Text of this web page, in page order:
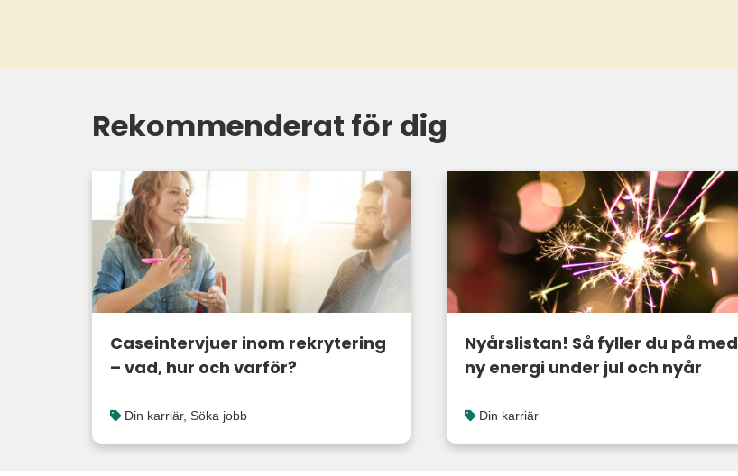
Rekommenderat för dig
Caseintervjuer inom rekrytering
– vad, hur och varför?
Din karriär, Söka jobb
Nyårslistan! Så fyller du på med
ny energi under jul och nyår
Din karriär